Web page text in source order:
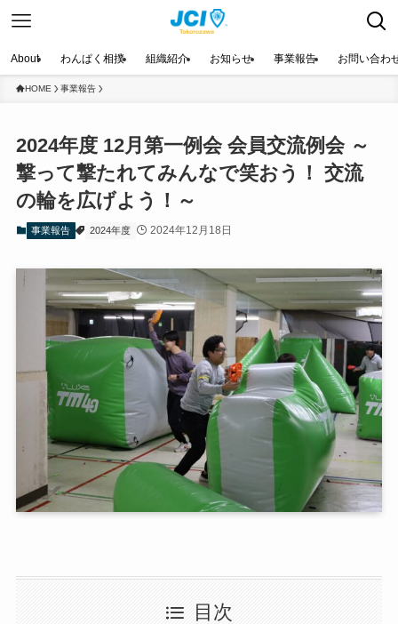
About わんぱく相撲 組織紹介 お知らせ 事業報告 お問い合わ
HOME 事業報告
2024年度 12月第一例会 会員交流例会 ～
撃って撃たれてみんなで笑おう！ 交流
の輪を広げよう！～
事業報告 2024年度 2024年12月18日
目次